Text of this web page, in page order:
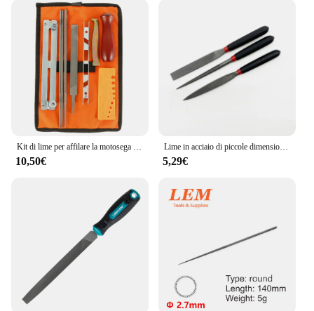
Design and Style: Ergonomic handle for
comfortable grip
Usage and Purpose: Ideal for various citrus fruits,
including limes
Typical Adaptive Scenario: Perfect for home
cooking and professional kitchens
Shape or Size or Weight or Quantity: Comes in a set
for efficient use
Features:
|Vendors|
Crafted from high-grade stainless steel, the lima
piatta is designed to withstand the rigors of daily
kitchen use. Its robust construction ensures
longevity and resilience, making it an essential tool
for both home cooks and professional chefs. The
ergonomic handle is not only comfortable to hold
but also provides a secure grip, allowing for precise
control during peeling tasks. Whether you're
preparing a refreshing margarita or adding a zesty
10,50€
Lime in acciaio di piccole dimensioni lima piatta ad ago per pietra vetro metallo intaglio artigianato ago archiviazione lavorazione del legno Set di utensili manuali strumenti di carpenteria
5,29€